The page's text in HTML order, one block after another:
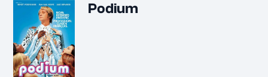
Podium